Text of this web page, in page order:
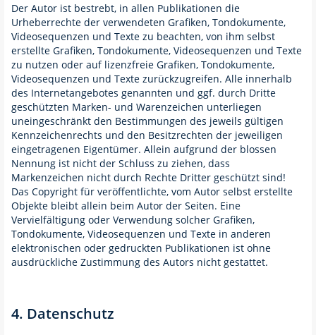
Der Autor ist bestrebt, in allen Publikationen die
Urheberrechte der verwendeten Grafiken, Tondokumente,
Videosequenzen und Texte zu beachten, von ihm selbst
erstellte Grafiken, Tondokumente, Videosequenzen und Texte
zu nutzen oder auf lizenzfreie Grafiken, Tondokumente,
Videosequenzen und Texte zurückzugreifen. Alle innerhalb
des Internetangebotes genannten und ggf. durch Dritte
geschützten Marken- und Warenzeichen unterliegen
uneingeschränkt den Bestimmungen des jeweils gültigen
Kennzeichenrechts und den Besitzrechten der jeweiligen
eingetragenen Eigentümer. Allein aufgrund der blossen
Nennung ist nicht der Schluss zu ziehen, dass
Markenzeichen nicht durch Rechte Dritter geschützt sind!
Das Copyright für veröffentlichte, vom Autor selbst erstellte
Objekte bleibt allein beim Autor der Seiten. Eine
Vervielfältigung oder Verwendung solcher Grafiken,
Tondokumente, Videosequenzen und Texte in anderen
elektronischen oder gedruckten Publikationen ist ohne
ausdrückliche Zustimmung des Autors nicht gestattet.
4. Datenschutz